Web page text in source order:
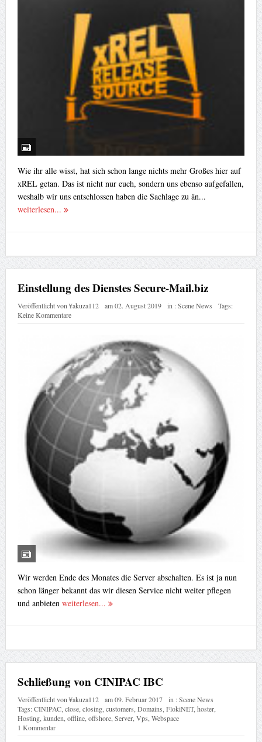
Wie ihr alle wisst, hat sich schon lange nichts mehr Großes hier auf
xREL getan. Das ist nicht nur euch, sondern uns ebenso aufgefallen,
weshalb wir uns entschlossen haben die Sachlage zu än...
weiterlesen...
Einstellung des Dienstes Secure-Mail.biz
Veröffentlicht von¥akuza112 am02. August 2019 in :Scene News
Tags:
Keine Kommentare
Wir werden Ende des Monates die Server abschalten. Es ist ja nun
schon länger bekannt das wir diesen Service nicht weiter pflegen
und anbieten weiterlesen...
Schließung von CINIPAC IBC
Veröffentlicht von¥akuza112 am09. Februar 2017 in :Scene News
Tags:CINIPAC, close, closing, customers Domains FlokiNET, hoster,
Hosting, kunden offline, offshore, Server, Vps Webspace
1 Kommentar